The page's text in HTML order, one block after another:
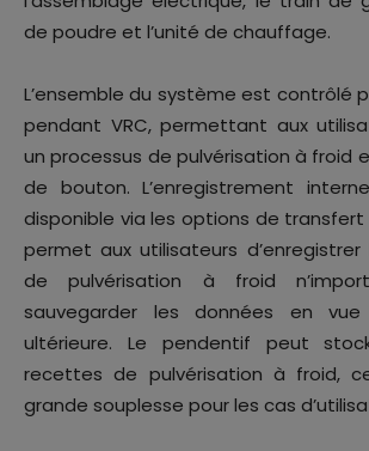
de poudre et l’unité de chauffage.
L’ensemble du système est contrôlé
pendant VRC, permettant aux
un processus de pulvérisation à froid
de bouton. L’enregistrement
disponible via les options de transfert
permet aux utilisateurs d’enregistrer
de pulvérisation à froid
sauvegarder les données en vue
ultérieure. Le pendentif peut
recettes de pulvérisation à froid,
grande souplesse pour les cas